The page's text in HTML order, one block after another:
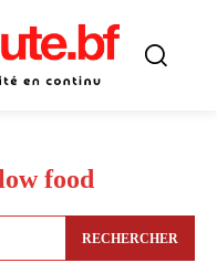
food
RECHERCHER